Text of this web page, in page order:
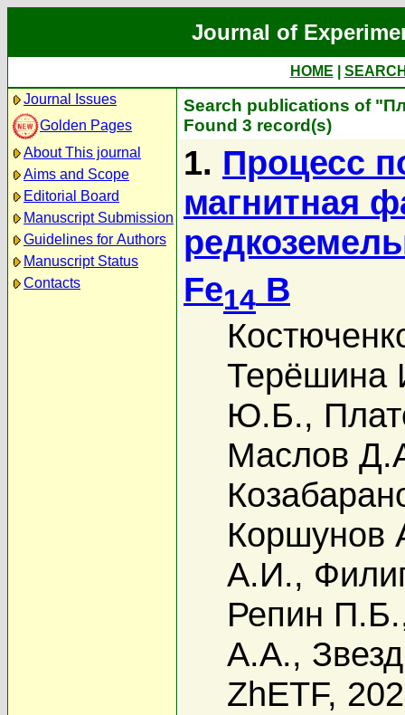
Journal of
HOME
Journal Issues
Golden Pages
About This journal
Aims and Scope
Editorial Board
Manuscript Submission
Guidelines for Authors
Manuscript Status
Contacts
Search publications of
Found 3 record(s)
1. Процесс
магнитная
Fe14 B
Терёшина
Ю.Б.,
Маслов
Коршунов
А.И.,
Репин П.Б.
А.А.,
ZhETF,